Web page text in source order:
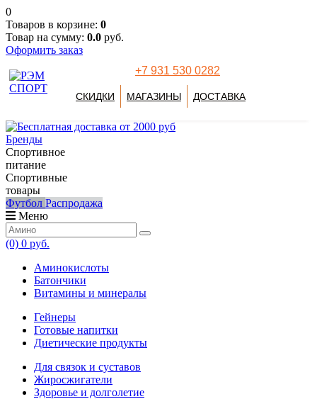
0
Товаров в корзине: 0
Товар на сумму: 0.0 руб.
Оформить заказ
+7 931 530 0282
СКИДКИ МАГАЗИНЫ ДОСТАВКА
Бренды
Спортивное
питание
Спортивные
товары
Футбол Распродажа
Меню
(0) 0 руб.
Аминокислоты
Батончики
Витамины и минералы
Гейнеры
Готовые напитки
Диетические продукты
Для связок и суставов
Жиросжигатели
Здоровье и долголетие